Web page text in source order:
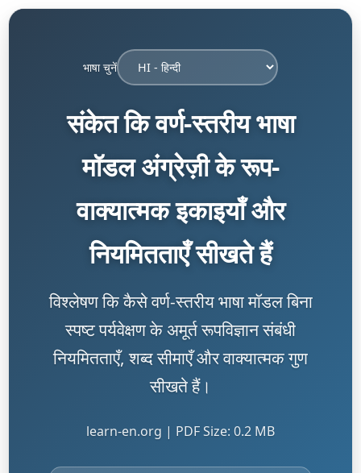
भाषा चुनें
संकेत कि वर्ण-स्तरीय भाषा
मॉडल अंग्रेज़ी के रूप-
वाक्यात्मक इकाइयाँ और
नियमितताएँ सीखते हैं
विश्लेषण कि कैसे वर्ण-स्तरीय भाषा मॉडल बिना
स्पष्ट पर्यवेक्षण के अमूर्त रूपविज्ञान संबंधी
नियमितताएँ, शब्द सीमाएँ और वाक्यात्मक गुण
सीखते हैं।
learn-en.org | PDF Size: 0.2 MB